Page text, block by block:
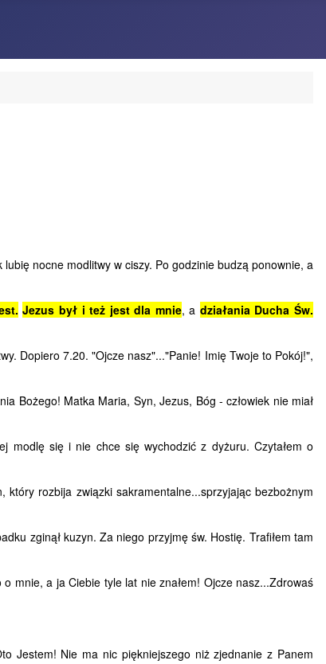
nocne modlitwy w ciszy. Po godzinie budzą ponownie, a
Jezus był i też jest dla mnie, a działania Ducha Św.
Dopiero 7.20. "Ojcze nasz"..."Panie! Imię Twoje to Pokój!",
Bożego! Matka Maria, Syn, Jezus, Bóg -człowiek nie miał
modlę się i nie chce się wychodzić z dyżuru. Czytałem o
rozbija związki sakramentalne...sprzyjając bezbożnym
zginął kuzyn. Za niego przyjmę św. Hostię. Trafiłem tam
mnie, a ja Ciebie tyle lat nie znałem! Ojcze nasz...Zdrowaś
Jestem! Nie ma nic piękniejszego niż zjednanie z Panem